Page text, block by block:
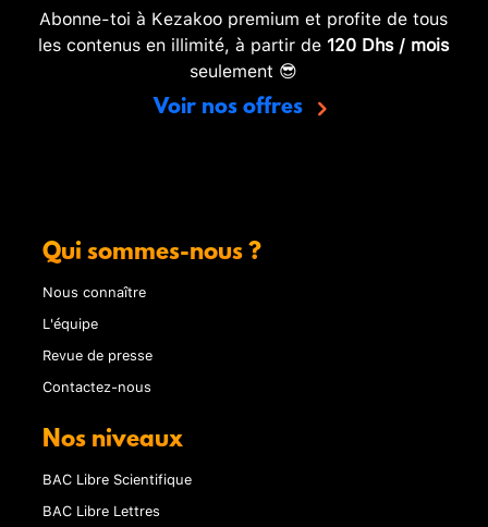
Abonne-toi à Kezakoo premium et profite de tous
les contenus en illimité, à partir de 120 Dhs / mois
seulement 😎
Voir nos offres
Qui sommes-nous ?
Nous connaître
L'équipe
Revue de presse
Contactez-nous
Nos niveaux
BAC Libre Scientifique
BAC Libre Lettres